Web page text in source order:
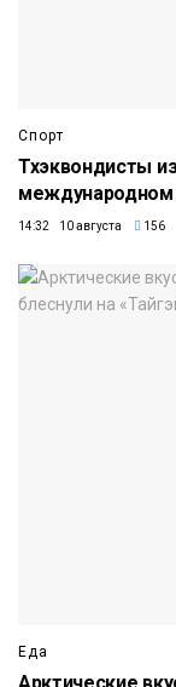
Спорт
Тхэквондисты
международном
14:32 10 августа 156
Еда